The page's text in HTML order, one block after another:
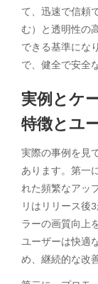
て、迅速で信頼
む）と透明性の
できる基準にな
で、健全で安全
実例とケ
特徴とユ
実際の事例を見
あります。第一
れた頻繁なアッ
リはリリース後
ラーの画質向上
ユーザーは快適
め、継続的な改